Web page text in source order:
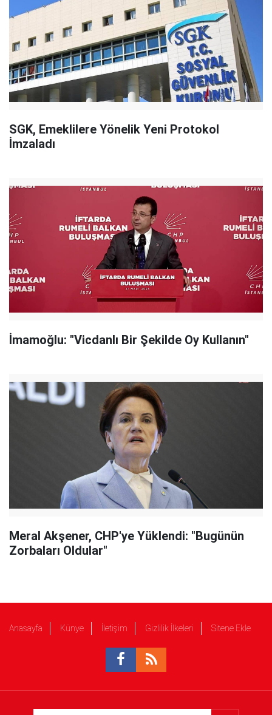
SGK, Emeklilere Yönelik Yeni Protokol
İmzaladı
İmamoğlu: "Vicdanlı Bir Şekilde Oy Kullanın"
Meral Akşener, CHP'ye Yüklendi: "Bugünün
Zorbaları Oldular"
Anasayfa Künye İletişim Gizlilik İlkeleri Sitene Ekle